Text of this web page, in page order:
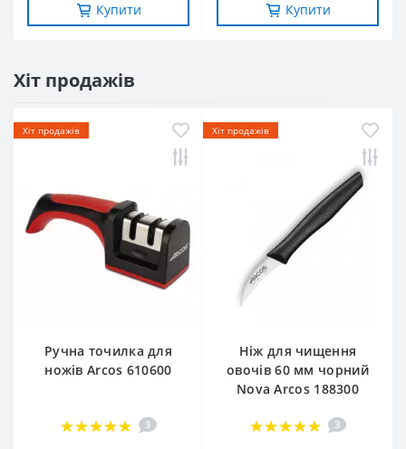
Купити Купити
Хіт продажів
Хіт продажів
Ручна точилка для
ножів Arcos 610600
3
Хіт продажів
Ніж для чищення
овочів 60 мм чорний
Nova Arcos 188300
3